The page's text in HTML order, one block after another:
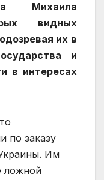
Михаила
видных
их в
и
в интересах
по заказу
Им
ложной